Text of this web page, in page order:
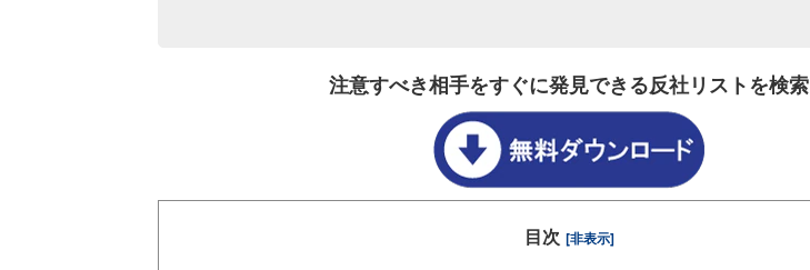
注意すべき相手をすぐに発見できる反社リストを検索
目次 [非表示]